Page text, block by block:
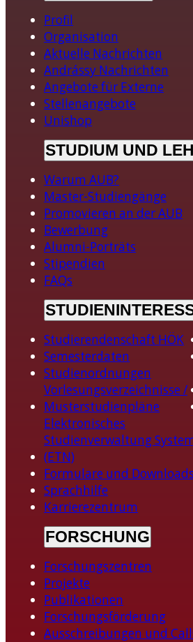
Profil
Organisation
Aktuelle Nachrichten
Andrássy Nachrichten
Angebote für Externe
Stellenangebote
Unishop
STUDIUM UND
Warum AUB?
Master-Studiengänge
Promovieren an der AUB
Bewerbung
Alumni-Porträts
Stipendien
FAQs
Studierendenschaft HÖK
Semesterdaten
Studienordnungen
Vorlesungsverzeichnisse /
Musterstudienpläne
Elektronisches
Studienverwaltung
(ETN)
Formulare und Downloads
Sprachhilfe
Karrierezentrum
FORSCHUNG
Forschungszentren
Projekte
Publikationen
Forschungsförderung
Ausschreibungen und